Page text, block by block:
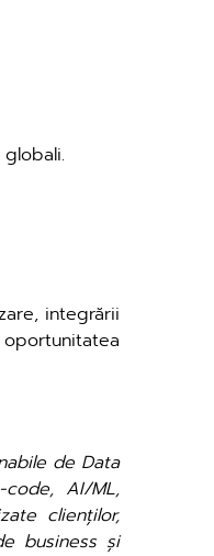
integrării
de Data
AI/ML,
clienților,
business și